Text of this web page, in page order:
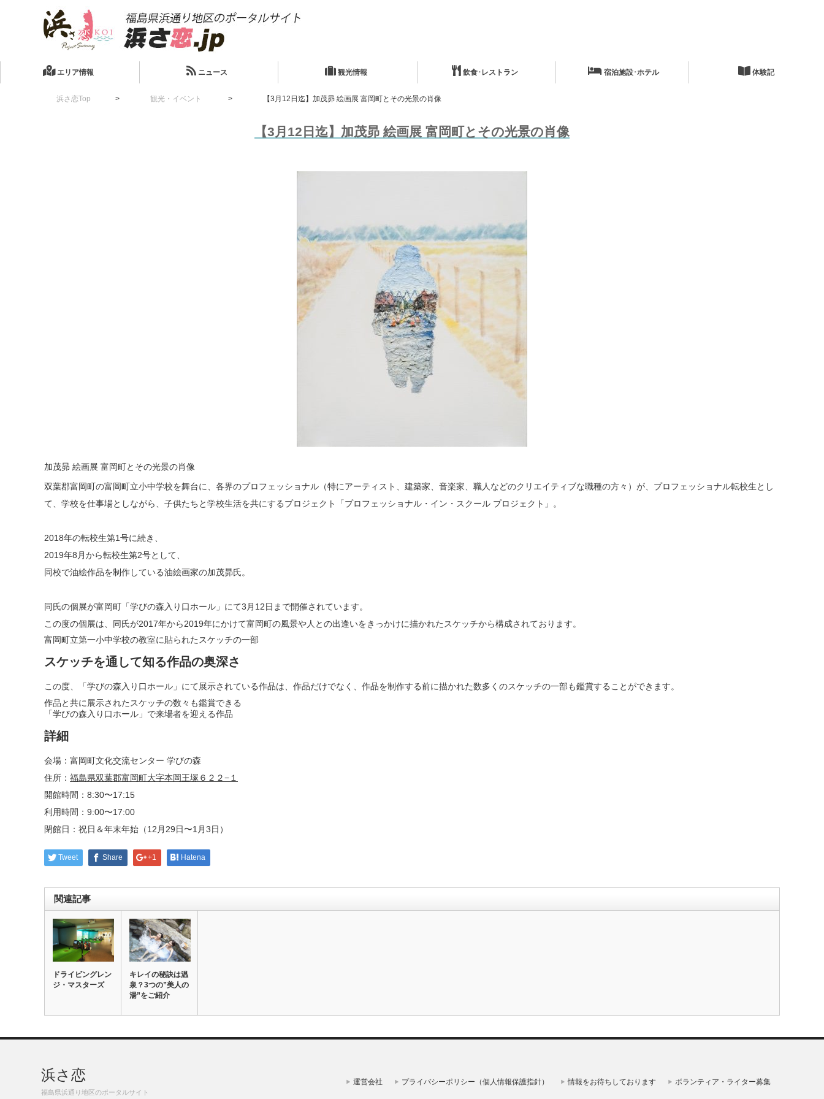
エリア情報 ニュース 観光情報 飲食･レストラン 宿泊施設･ホテル 体験記
浜さ恋Top 観光・イベント 【3月12日迄】加茂昴 絵画展 富岡町とその光景の肖像
【3月12日迄】加茂昴 絵画展 富岡町とその光景の肖像
加茂昴 絵画展 富岡町とその光景の肖像
双葉郡富岡町の富岡町立小中学校を舞台に、各界のプロフェッショナル（特にアーティスト、建築家、音楽家、職人などのクリエイティブな職種の方々）が、プロフェッショナル転校生とし
て、学校を仕事場としながら、子供たちと学校生活を共にするプロジェクト「プロフェッショナル・イン・スクール プロジェクト」。
2018年の転校生第1号に続き、
2019年8月から転校生第2号として、
同校で油絵作品を制作している油絵画家の加茂昴氏。
同氏の個展が富岡町「学びの森入り口ホール」にて3月12日まで開催されています。
この度の個展は、同氏が2017年から2019年にかけて富岡町の風景や人との出逢いをきっかけに描かれたスケッチから構成されております。
富岡町立第一小中学校の教室に貼られたスケッチの一部
スケッチを通して知る作品の奥深さ
この度、「学びの森入り口ホール」にて展示されている作品は、作品だけでなく、作品を制作する前に描かれた数多くのスケッチの一部も鑑賞することができます。
作品と共に展示されたスケッチの数々も鑑賞できる
「学びの森入り口ホール」で来場者を迎える作品
詳細
会場：富岡町文化交流センター 学びの森
住所： 福島県双葉郡富岡町大字本岡王塚６２２−１
開館時間：8:30〜17:15
利用時間：9:00〜17:00
閉館日：祝日＆年末年始（12月29日〜1月3日）
Tweet Share +1 Hatena
関連記事
ドライビングレン
ジ・マスターズ
キレイの秘訣は温
泉？3つの”美人の
湯”をご紹介
浜さ恋
福島県浜通り地区のポータルサイト
運営会社 プライバシーポリシー（個人情報保護指針） 情報をお待ちしております ボランティア・ライター募集